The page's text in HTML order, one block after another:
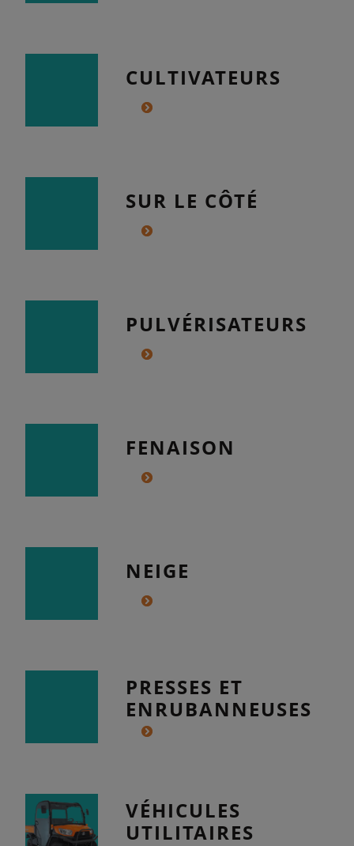
CULTIVATEURS
SUR LE CÔTÉ
PULVÉRISATEURS
FENAISON
NEIGE
PRESSES ET
ENRUBANNEUSES
VÉHICULES
UTILITAIRES